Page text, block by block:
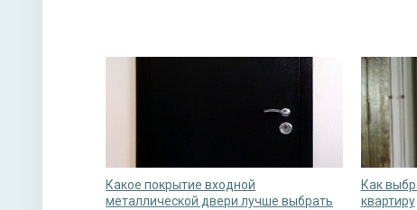
Какое покрытие входной
металлической двери лучше выбрать
Как
квартиру